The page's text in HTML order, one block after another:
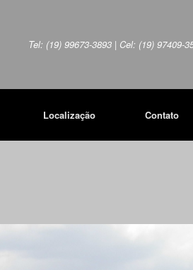
Tel: (19) 99673-3893 | Cel: (19)
Localização Contato